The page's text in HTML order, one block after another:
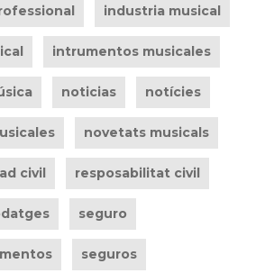
industria musical
intrumentos musicales
noticias notícies
novetats musicals
civil resposabilitat civil
seguro
seguros